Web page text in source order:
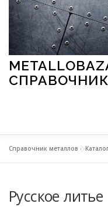
Перейти к содержимому
МЕТАЛЛЫ И
Справочник металлов »
Русское литье